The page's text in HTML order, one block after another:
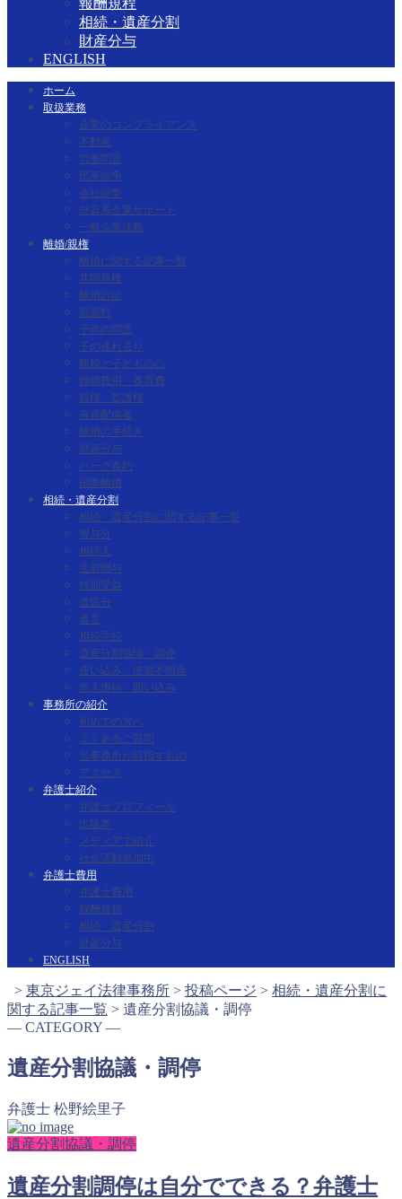
報酬規程
相続・遺産分割
財産分与
ENGLISH
ホーム
取扱業務
企業のコンプライアンス
不動産
労働問題
民事紛争
会社紛争
外資系企業サポート
一般企業法務
離婚/親権
離婚に関する記事一覧
共同親権
離婚訴訟
慰謝料
子供の問題
子の連れ去り
離婚と子どもの心
婚姻費用・養育費
親権・監護権
有責配偶者
離婚の手続き
財産分与
ハーグ条約
国際離婚
相続・遺産分割
相続・遺産分割に関する記事一覧
寄与分
相続人
生前贈与
特別受益
遺留分
遺言
相続手続
遺産分割協議・調停
使い込み・使途不明金
老人虐待・囲い込み
事務所の紹介
初めての方へ
よくあるご質問
当事務所が目指すもの
アクセス
弁護士紹介
弁護士プロフィール
出版本
メディアで紹介
社会活動参加中
弁護士費用
弁護士費用
報酬規程
相続・遺産分割
財産分与
ENGLISH
> 東京ジェイ法律事務所 > 投稿ページ > 相続・遺産分割に
関する記事一覧 > 遺産分割協議・調停
― CATEGORY ―
遺産分割協議・調停
弁護士 松野絵里子
遺産分割協議・調停
遺産分割調停は自分でできる？弁護士